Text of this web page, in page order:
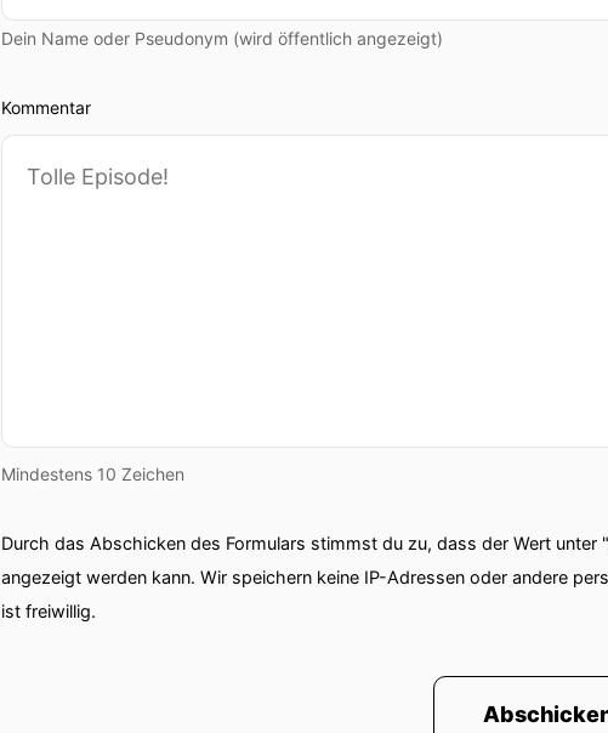
Dein Name oder Pseudonym (wird öffentlich angezeigt)
Kommentar
Mindestens 10 Zeichen
Durch das Abschicken des Formulars stimmst du zu, dass der Wert
angezeigt werden kann. Wir speichern keine IP-Adressen oder andere
ist freiwillig.